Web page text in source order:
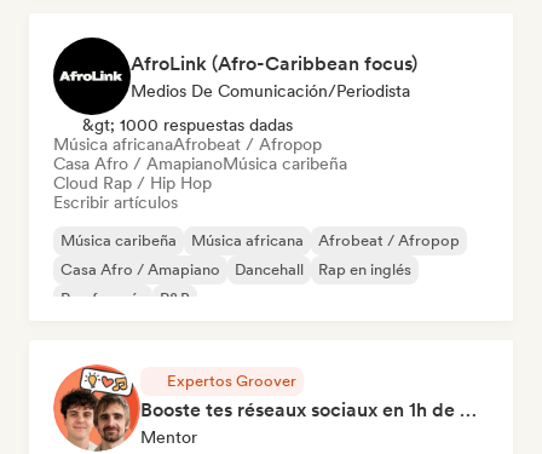
AfroLink (Afro-Caribbean focus)
Medios De Comunicación/Periodista
&gt; 1000 respuestas dadas
Música africanaAfrobeat / Afropop
Casa Afro / AmapianoMúsica caribeña
Cloud Rap / Hip Hop
Escribir artículos
Música caribeña Música africana
Afrobeat / Afropop
Casa Afro / Amapiano
Dancehall
Rap en inglés
Rap francés
R&B
Expertos Groover
Booste tes réseaux sociaux en 1h de Coaching
Mentor